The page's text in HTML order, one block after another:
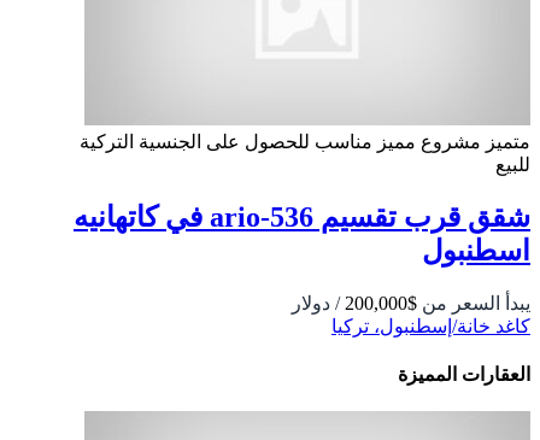
متميز مشروع مميز مناسب للحصول على الجنسية التركية
للبيع
شقق قرب تقسيم 536-ario في كاتهانيه
اسطنبول
يبدأ السعر من $200,000
/ دولار
كاغد خانة/إسطنبول، تركيا
العقارات المميزة